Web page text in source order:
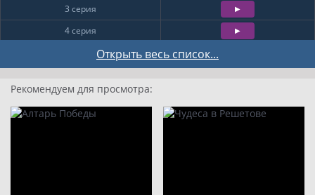
Открыть весь список...
3 серия
4 серия
7 серия
8 серия
Рекомендуем для просмотра: